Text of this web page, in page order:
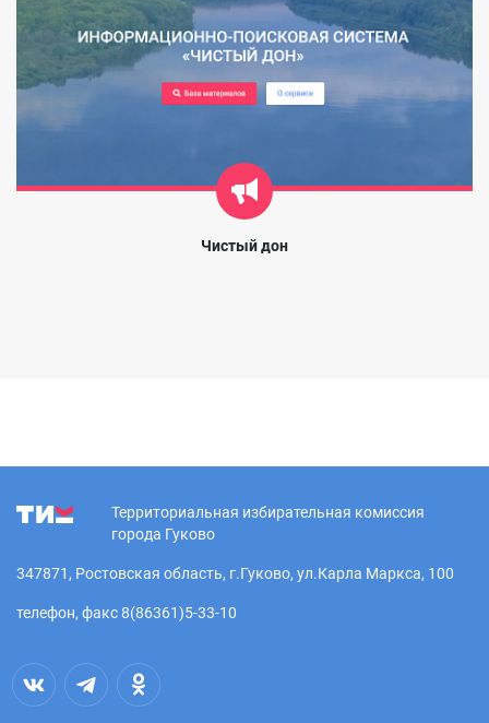
Чистый дон
Территориальная избирательная комиссия
города Гуково
347871, Ростовская область, г.Гуково, ул.Карла Маркса, 100
телефон, факс 8(86361)5-33-10